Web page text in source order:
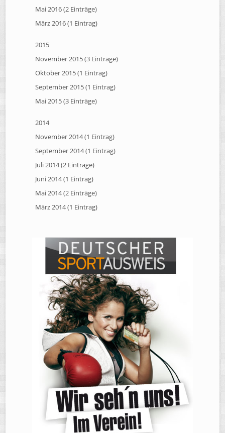
Mai 2016 (2 Einträge)
März 2016 (1 Eintrag)
2015
November 2015 (3 Einträge)
Oktober 2015 (1 Eintrag)
September 2015 (1 Eintrag)
Mai 2015 (3 Einträge)
2014
November 2014 (1 Eintrag)
September 2014 (1 Eintrag)
Juli 2014 (2 Einträge)
Juni 2014 (1 Eintrag)
Mai 2014 (2 Einträge)
März 2014 (1 Eintrag)